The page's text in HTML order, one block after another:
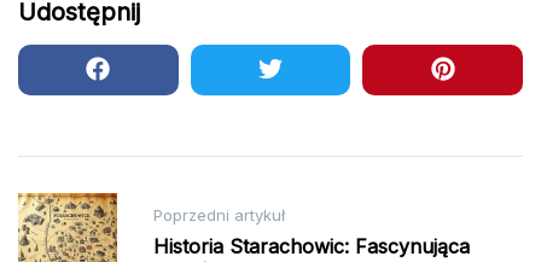
Udostępnij
Nawigacja
wpisu
Poprzedni artykuł
Historia Starachowic: Fascynująca